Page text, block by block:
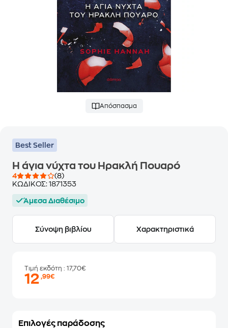
Απόσπασμα
Best Seller
Η άγια νύχτα του Ηρακλή Πουαρό
4
(8)
ΚΩΔΙΚΟΣ: 1871353
Άμεσα Διαθέσιμο
Σύνοψη βιβλίου Χαρακτηριστικά
Τιμή εκδότη : 17,70€
12,99€
Επιλογές παράδοσης